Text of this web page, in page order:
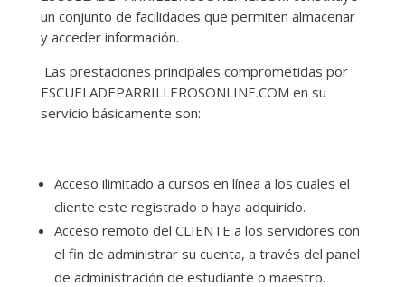
un conjunto de facilidades que permiten almacenar
y acceder información.
Las prestaciones principales comprometidas por
ESCUELADEPARRILLEROSONLINE.COM en su
servicio básicamente son:
Acceso ilimitado a cursos en línea a los cuales el
cliente este registrado o haya adquirido.
Acceso remoto del CLIENTE a los servidores con
el fin de administrar su cuenta, a través del panel
de administración de estudiante o maestro.